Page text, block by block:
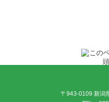
〒943-0109 新潟